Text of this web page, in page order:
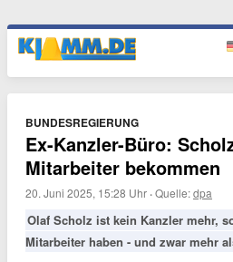
BUNDESREGIERUNG
Ex-Kanzler-Büro:
Mitarbeiter bekommen
20. Juni 2025, 15:28 Uhr ·Quelle:dpa
Olaf Scholz ist kein Kanzler mehr,
Mitarbeiter haben - und zwar mehr